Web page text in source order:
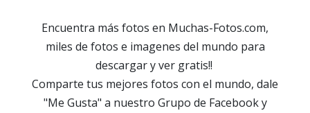
Encuentra más fotos en Muchas-Fotos.com,
miles de fotos e imagenes del mundo para
descargar y ver gratis!!
Comparte tus mejores fotos con el mundo, dale
"Me Gusta" a nuestro Grupo de Facebook y